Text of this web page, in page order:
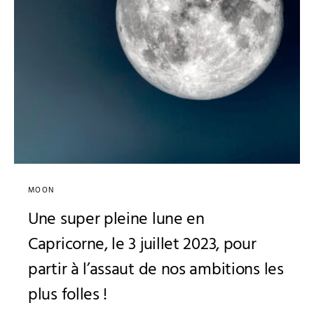
MOON
Une super pleine lune en
Capricorne, le 3 juillet 2023, pour
partir à l’assaut de nos ambitions les
plus folles !